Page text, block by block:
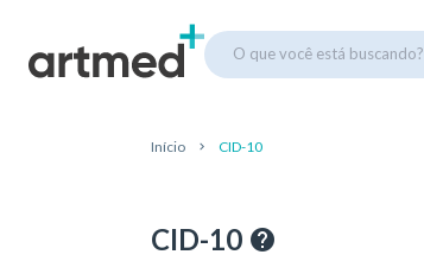
O que você está buscando?
Início CID-10
CID-10